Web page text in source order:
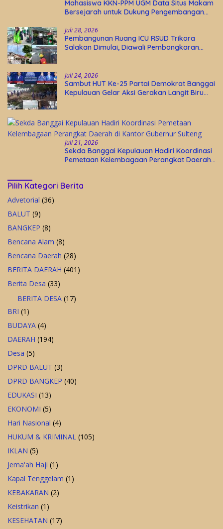
Mahasiswa KKN-PPM UGM Data Situs Makam
Bersejarah untuk Dukung Pengembangan
Juli 28, 2026
Pembangunan Ruang ICU RSUD Trikora
Salakan Dimulai, Diawali Pembongkaran
Juli 24, 2026
Sambut HUT Ke-25 Partai Demokrat Banggai
Kepulauan Gelar Aksi Gerakan Langit Biru
Juli 21, 2026
Sekda Banggai Kepulauan Hadiri Koordinasi
Pemetaan Kelembagaan Perangkat Daerah
Pilih Kategori Berita
Advetorial (36)
BALUT (9)
BANGKEP (8)
Bencana Alam (8)
Bencana Daerah (28)
BERITA DAERAH (401)
Berita Desa (33)
BERITA DESA (17)
BRI (1)
BUDAYA (4)
DAERAH (194)
Desa (5)
DPRD BALUT (3)
DPRD BANGKEP (40)
EDUKASI (13)
EKONOMI (5)
Hari Nasional (4)
HUKUM & KRIMINAL (105)
IKLAN (5)
Jema'ah Haji (1)
Kapal Tenggelam (1)
KEBAKARAN (2)
Keistrikan (1)
KESEHATAN (17)